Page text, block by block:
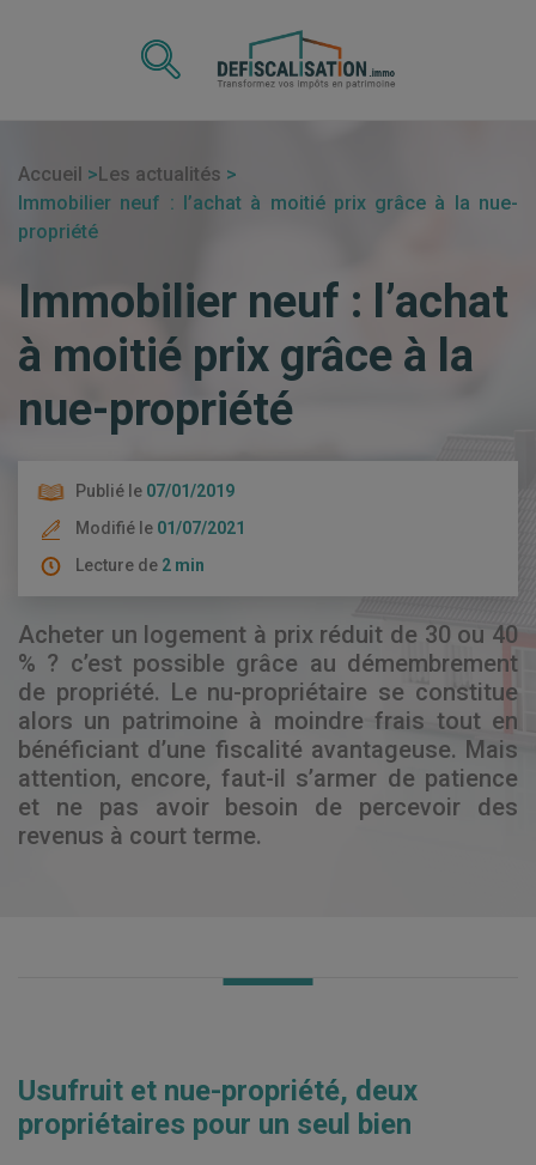
Accueil
Les actualités
Immobilier neuf : l’achat à moitié prix grâce à la nue-
propriété
Immobilier neuf : l’achat
à moitié prix grâce à la
nue-propriété
Publié le 07/01/2019
Modifié le 01/07/2021
Lecture de 2 min
Acheter un logement à prix réduit de 30 ou 40
% ? c’est possible grâce au démembrement
de propriété. Le nu-propriétaire se constitue
alors un patrimoine à moindre frais tout en
bénéficiant d’une fiscalité avantageuse. Mais
attention, encore, faut-il s’armer de patience
et ne pas avoir besoin de percevoir des
revenus à court terme.
Usufruit et nue-propriété, deux
propriétaires pour un seul bien